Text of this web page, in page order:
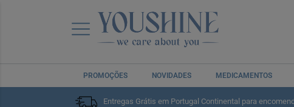
PROMOÇÕES NOVIDADES MEDICAMENTOS
Entregas Grátis em Portugal Continental para